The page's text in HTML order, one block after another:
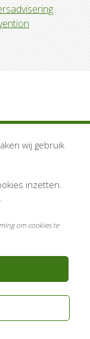
wij gebruik
inzetten.
om cookies te